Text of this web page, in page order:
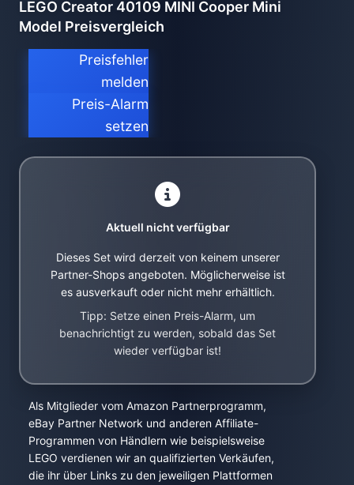
LEGO Creator 40109 MINI Cooper Mini
Model Preisvergleich
Preisfehler
melden
Preis-Alarm
setzen
Aktuell nicht verfügbar
Dieses Set wird derzeit von keinem unserer
Partner-Shops angeboten. Möglicherweise ist
es ausverkauft oder nicht mehr erhältlich.
Tipp: Setze einen Preis-Alarm, um
benachrichtigt zu werden, sobald das Set
wieder verfügbar ist!
Als Mitglieder vom Amazon Partnerprogramm,
eBay Partner Network und anderen Affiliate-
Programmen von Händlern wie beispielsweise
LEGO verdienen wir an qualifizierten Verkäufen,
die ihr über Links zu den jeweiligen Plattformen